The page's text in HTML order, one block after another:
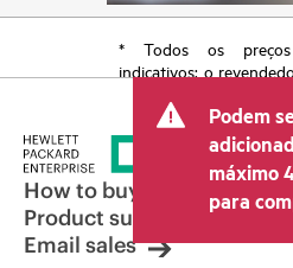
* Todos os
indicativos; o
taxas, como IVA/
envio. O preço
pelo revendedor pode
a outros
indicativo exibido. O
poderá incluir ofertas
tempo limitado. A
Podem
máximo
para
How to buy
Product support
Email sales